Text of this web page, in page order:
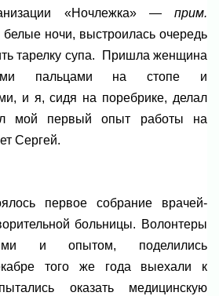
«Ночлежка» — прим.
ночи, выстроилась очередь
тарелку супа. Пришла женщина
пальцами на стопе и
и я, сидя на поребрике, делал
мой первый опыт работы на
Сергей.
первое собрание врачей-
больницы. Волонтеры
и опытом, поделились
того же года выехали к
оказать медицинскую